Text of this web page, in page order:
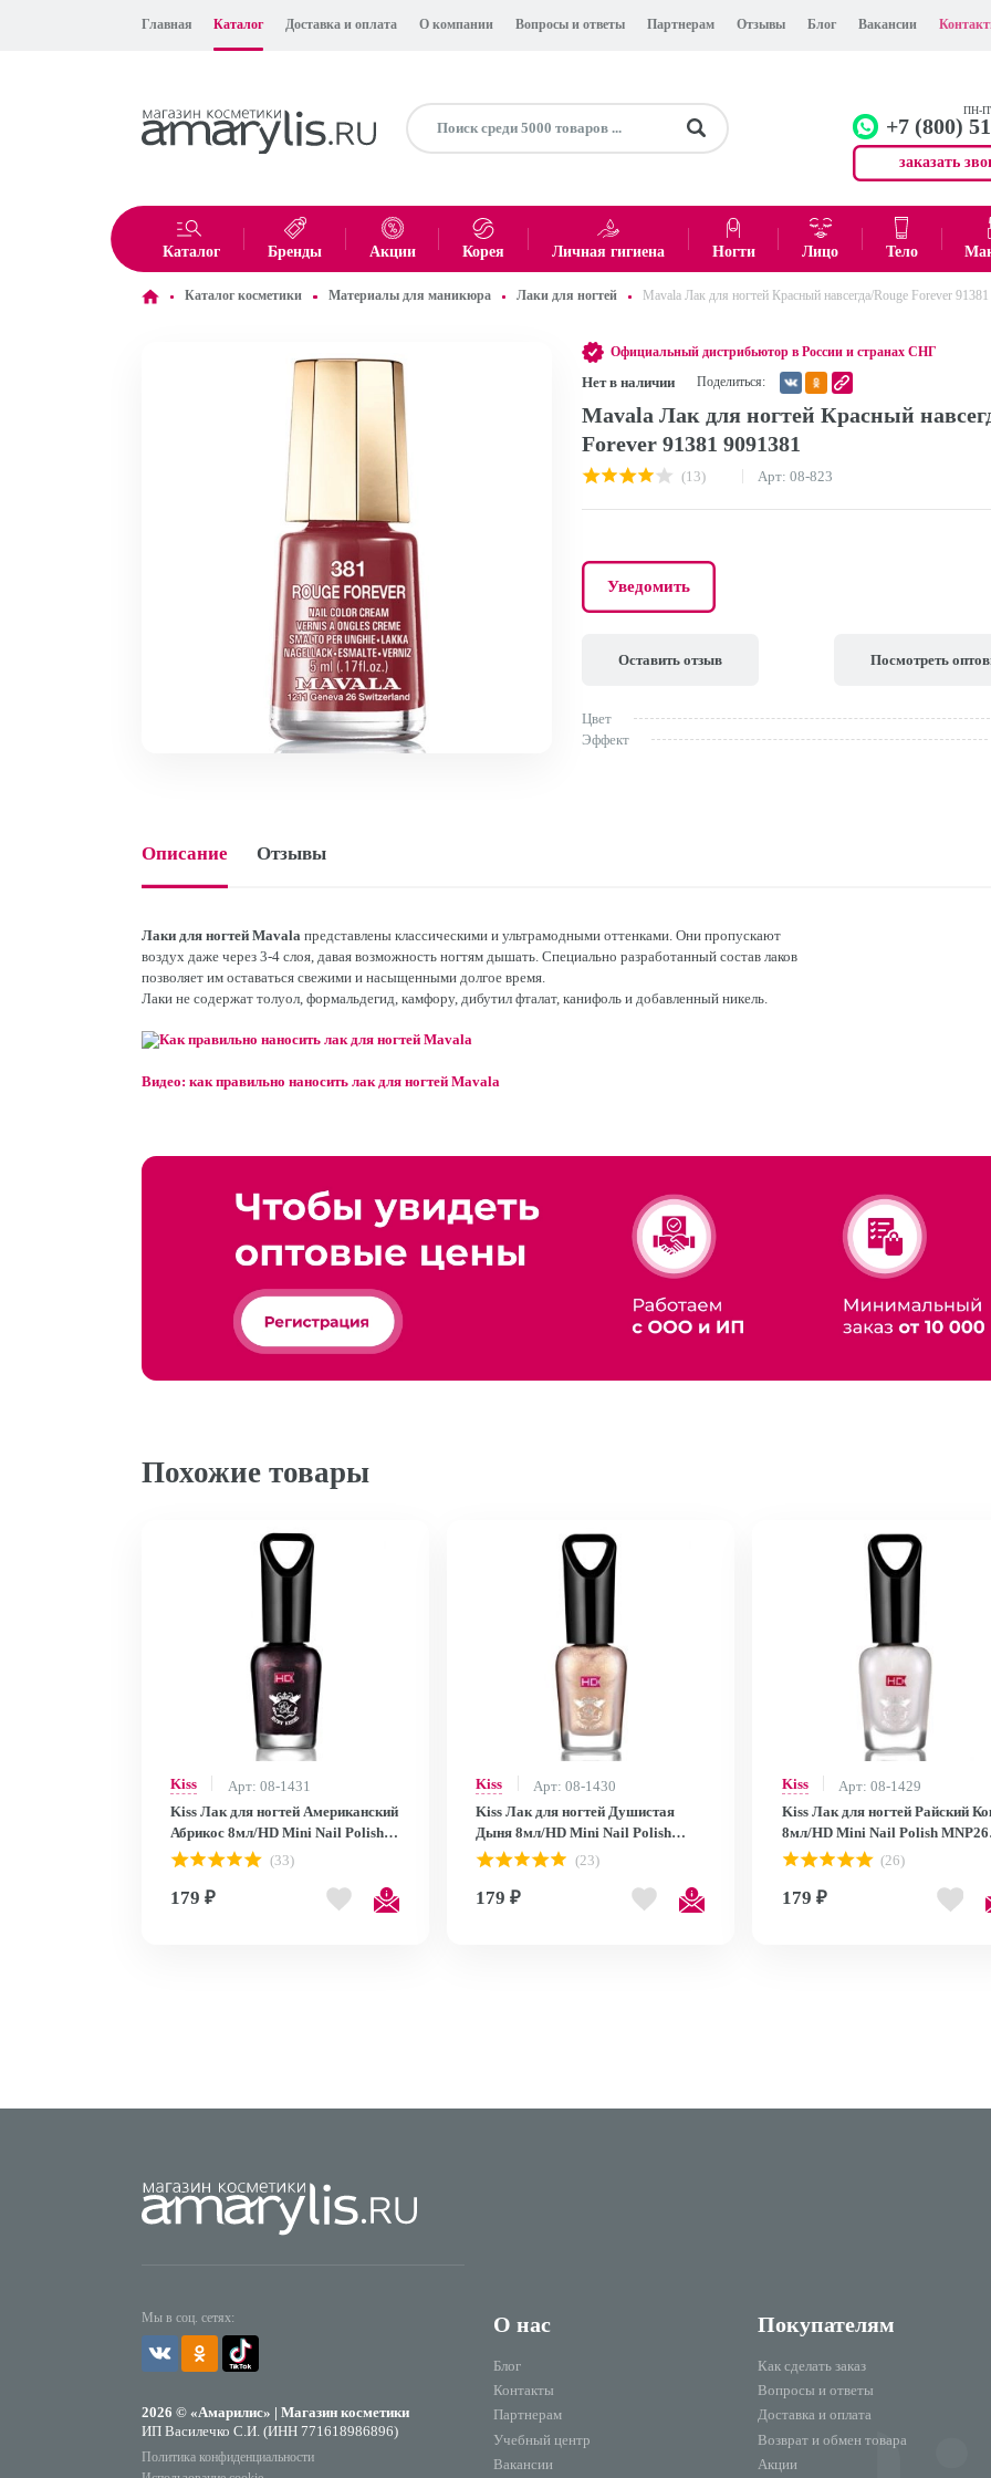
Главная Каталог Доставка и оплата О компании Вопросы и ответы Партнерам Отзывы Блог Вакансии
ПН-
+7 (800)
заказать
Офис +7 (499)
Итого: 0 ₽
Каталог Бренды Акции Корея Личная гигиена Ногти Лицо Тело
Каталог косметики Материалы для маникюра Лаки для ногтей Mavala Лак для ногтей Красный навсегда/Rouge Forever
Официальный дистрибьютор в России и странах СНГ
Нет в наличии Поделиться:
Mavala Лак для ногтей Красный
Forever 91381 9091381
(13) Арт: 08-823
Уведомить
Оставить отзыв Посмотреть
Цвет
Эффект
Описание Отзывы
Лаки для ногтей Mavalaпредставлены классическими и ультрамодными оттенками. Они пропускают
воздух даже через 3-4 слоя, давая возможность ногтям дышать. Специально разработанный состав лаков
позволяет им оставаться свежими и насыщенными долгое время.
Лаки не содержат толуол, формальдегид, камфору, дибутил фталат, канифоль и добавленный никель.
Видео: как правильно наносить лак для ногтей Mavala
Похожие товары
Kiss
Арт: 08-1431
Kiss Лак для ногтей Американский
Абрикос 8мл/HD Mini Nail Polish
MNP28
(33)
179 ₽
Kiss
Арт: 08-1430
Kiss Лак для ногтей Душистая
Дыня 8мл/HD Mini Nail Polish
MNP27
(23)
179 ₽
Kiss
Арт: 08-1429
Kiss Лак для ногтей Райский
8мл/HD Mini Nail Polish MNP26
MNP26
(26)
179 ₽
Мы в соц. сетях:
2026 © «Амарилис» | Магазин косметики
ИП Василечко С.И. (ИНН 771618986896)
Политика конфиденциальности
О нас
Блог
Контакты
Партнерам
Учебный центр
Вакансии
Покупателям
Как сделать заказ
Вопросы и ответы
Доставка и оплата
Возврат и обмен товара
Акции